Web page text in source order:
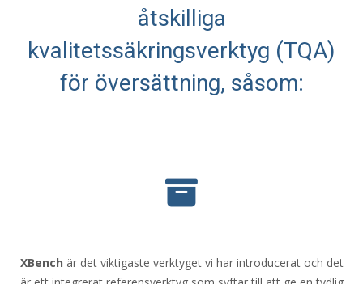
åtskilliga
kvalitetssäkringsverktyg (TQA)
för översättning, såsom:
XBench är det viktigaste verktyget vi har introducerat och det